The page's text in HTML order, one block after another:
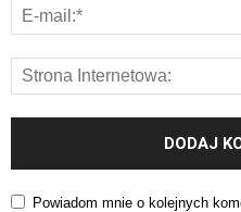
Powiadom mnie o kolejnych